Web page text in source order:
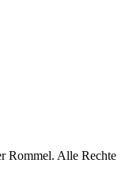
Rommel. Alle Rechte